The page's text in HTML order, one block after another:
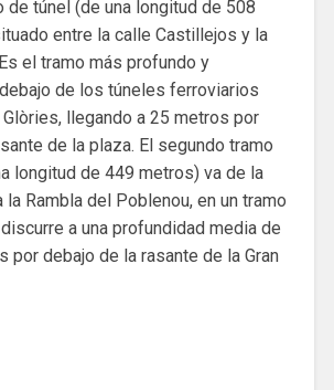
de túnel (de una longitud de 508
entre la calle Castillejos y la
el tramo más profundo y
de los túneles ferroviarios
llegando a 25 metros por
de la plaza. El segundo tramo
longitud de 449 metros) va de la
la Rambla del Poblenou, en un tramo
a una profundidad media de
por debajo de la rasante de la Gran